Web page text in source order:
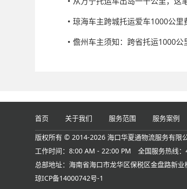
琼海车主跨城托运爱车1000公里
儋州车主须知：跨省托运1000公
首页 关于我们 服务范围 服务案例
版权所有 © 2014-2026 海口华夏通物流服务有限
工作时间：8:00 AM - 22:00 PM
全国服务热线
总部地址：海南省海口市龙华区保税区金盘路新业
琼ICP备14000742号-1